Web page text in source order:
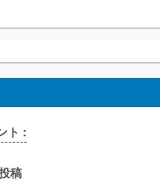
ト :
稿